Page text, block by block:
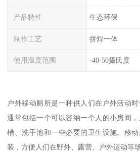
产品特性 生态环保
制作工艺 拼焊一体
使用温度范围 -40-50摄氏度
户外移动厕所是一种供人们在户外活动
通常包括一个可以容纳一个人的小房间
槽、洗手池和一些必要的卫生设施。移
装，方便人们在野外、露营、户外运动等